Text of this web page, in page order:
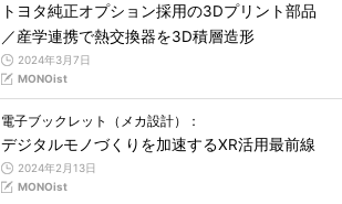
トヨタ純正オプション採用の3Dプリント部品
／産学連携で熱交換器を3D積層造形
2024年3月7日
MONOist
電子ブックレット（メカ設計）：
デジタルモノづくりを加速するXR活用最前線
2024年2月13日
MONOist